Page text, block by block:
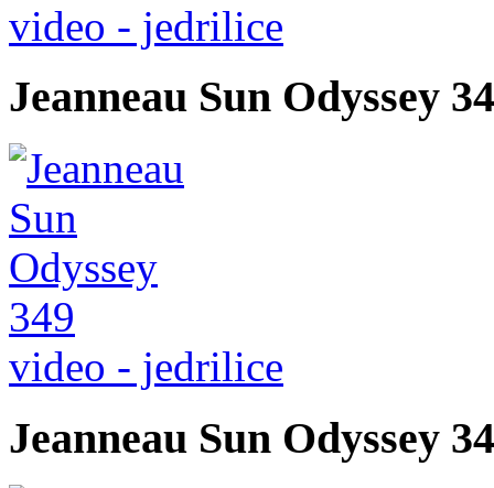
video - jedrilice
Jeanneau Sun Odyssey
video - jedrilice
Jeanneau Sun Odyssey